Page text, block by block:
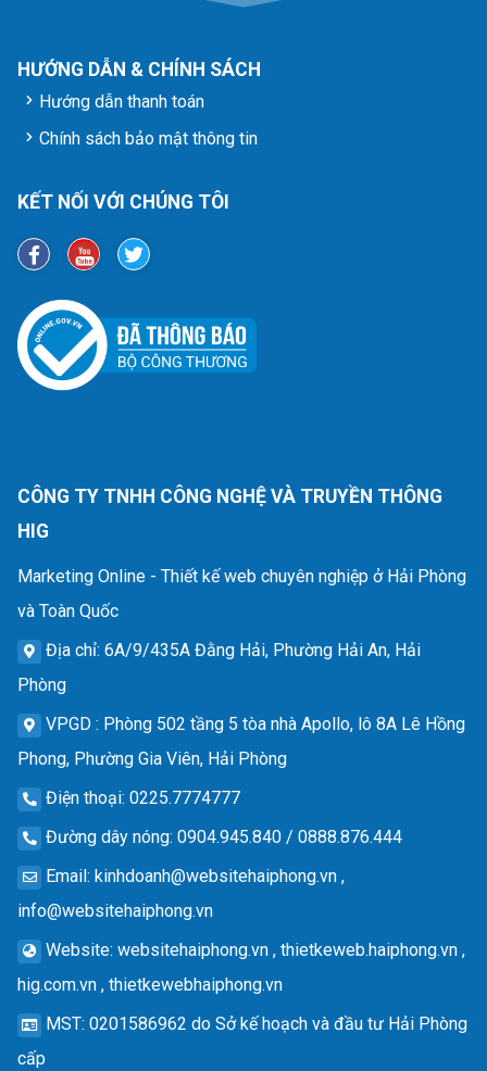
HƯỚNG DẪN & CHÍNH SÁCH
Hướng dẫn thanh toán
Chính sách bảo mật thông tin
KẾT NỐI VỚI CHÚNG TÔI
CÔNG TY TNHH CÔNG NGHỆ VÀ TRUYỀN THÔNG
HIG
Marketing Online - Thiết kế web chuyên nghiệp ở Hải Phòng
và Toàn Quốc
Địa chỉ: 6A/9/435A Đằng Hải, Phường Hải An, Hải
Phòng
VPGD : Phòng 502 tầng 5 tòa nhà Apollo, lô 8A Lê Hồng
Phong, Phường Gia Viên, Hải Phòng
Điện thoại: 0225.7774777
Đường dây nóng: 0904.945.840 / 0888.876.444
Email : kinhdoanh@websitehaiphong.vn ,
info@websitehaiphong.vn
Website: websitehaiphong.vn , thietkeweb.haiphong.vn ,
hig.com.vn , thietkewebhaiphong.vn
MST: 0201586962 do Sở kế hoạch và đầu tư Hải Phòng
cấp